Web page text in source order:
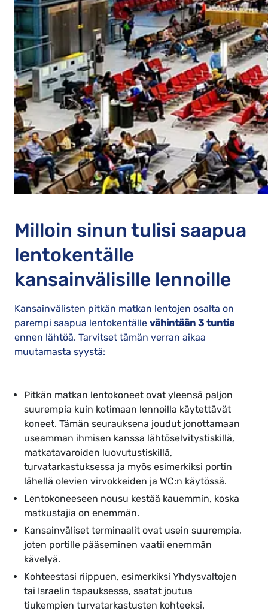
Milloin sinun tulisi saapua
lentokentälle
kansainvälisille lennoille
Kansainvälisten pitkän matkan lentojen osalta on
parempi saapua lentokentälle vähintään 3 tuntia
ennen lähtöä. Tarvitset tämän verran aikaa
muutamasta syystä:
Pitkän matkan lentokoneet ovat yleensä paljon
suurempia kuin kotimaan lennoilla käytettävät
koneet. Tämän seurauksena joudut jonottamaan
useamman ihmisen kanssa lähtöselvitystiskillä,
matkatavaroiden luovutustiskillä,
turvatarkastuksessa ja myös esimerkiksi portin
lähellä olevien virvokkeiden ja WC:n käytössä.
Lentokoneeseen nousu kestää kauemmin, koska
matkustajia on enemmän.
Kansainväliset terminaalit ovat usein suurempia,
joten portille pääseminen vaatii enemmän
kävelyä.
Kohteestasi riippuen, esimerkiksi Yhdysvaltojen
tai Israelin tapauksessa, saatat joutua
tiukempien turvatarkastusten kohteeksi.